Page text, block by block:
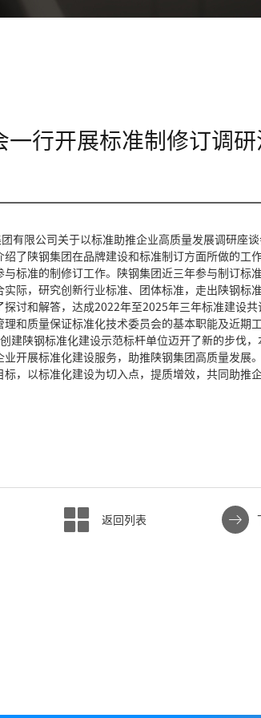
行开展标准制修订调
有限公司关于以标准助推企业高质量发展调研座谈
了陕钢集团在品牌建设和标准制订方面所做的工
标准的制修订工作。陕钢集团近三年参与制订标
际，研究创新行业标准、团体标准，走出陕钢标准
讨和解答，达成2022年至2025年三年标准建设共
和质量保证标准化技术委员会的基本职能及近期
建陕钢标准化建设示范标杆单位迈开了新的步伐
开展标准化建设服务，助推陕钢集团高质量发展。
，以标准化建设为切入点，提质增效，共同助推企
返回列表